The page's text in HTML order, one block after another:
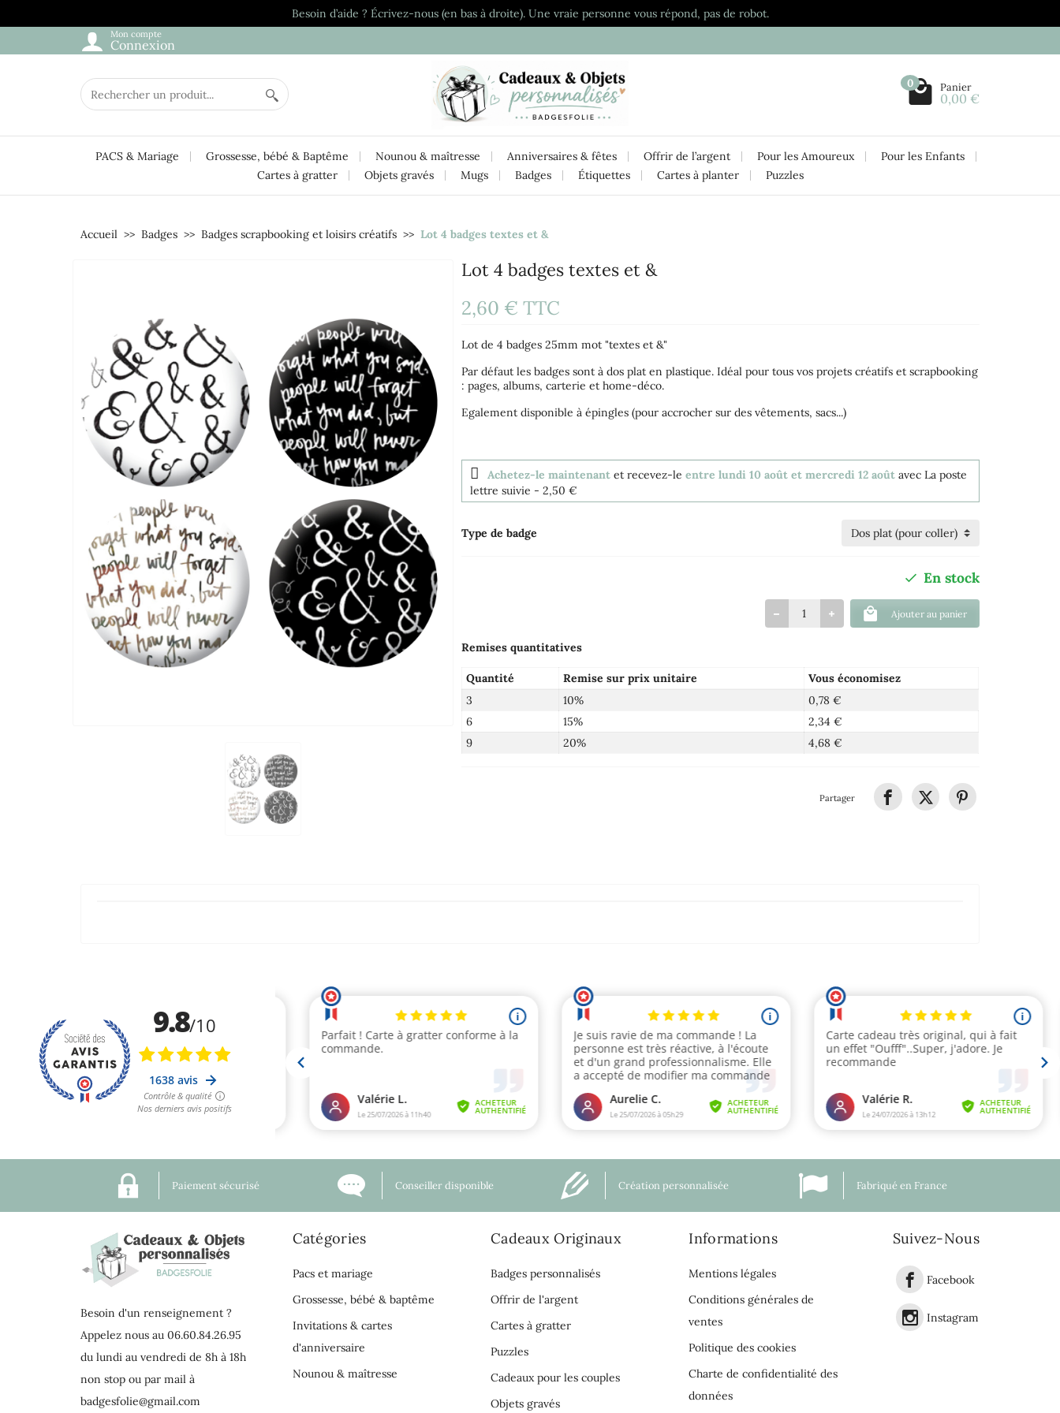
Besoin d’aide ? Écrivez-nous (en bas à droite). Une vraie personne vous répond, pas de robot.
Mon compte
Connexion
0 Panier
0,00 €
PACS & Mariage Grossesse, bébé & Baptême Nounou & maîtresse Anniversaires & fêtes Offrir de l’argent Pour les Amoureux
Pour les Enfants
Cartes à gratter
Objets gravés Mugs Badges Étiquettes Cartes à planter Puzzles
Accueil Badges Badges scrapbooking et loisirs créatifs Lot 4 badges textes et &
Lot 4 badges textes et &
2,60 €TTC
Lot de 4 badges 25mm mot "textes et &"
Par défaut les badges sont à dos plat en plastique. Idéal pour tous vos projets créatifs et scrapbooking
: pages, albums, carterie et home-déco.
Egalement disponible à épingles (pour accrocher sur des vêtements, sacs...)
Achetez-le maintenant et recevez-leentre lundi 10 août et mercredi 12 août avec La poste
lettre suivie - 2,50 €
Type de badge
En stock
Ajouter au panier
Remises quantitatives
Quantité Remise sur prix unitaire
Vous économisez
3
10%
0,78 €
6
15%
2,34 €
9
20% 4,68 €
Partager
Paiement sécurisé Conseiller disponible Création personnalisée Fabriqué en France
Besoin d'un renseignement ?
Appelez nous au 06.60.84.26.95
du lundi au vendredi de 8h à 18h
non stop ou par mail à
badgesfolie@gmail.com
Catégories
Pacs et mariage
Grossesse, bébé & baptême
Invitations & cartes
d'anniversaire
Nounou & maîtresse
Cadeaux Originaux
Badges personnalisés
Offrir de l'argent
Cartes à gratter
Puzzles
Cadeaux pour les couples
Objets gravés
Informations
Mentions légales
Conditions générales de
ventes
Politique des cookies
Charte de confidentialité des
données
Suivez-Nous
Facebook
Instagram